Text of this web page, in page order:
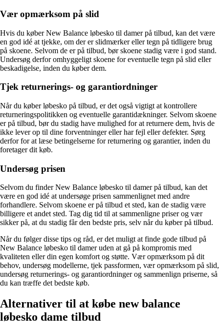
Vær opmærksom på slid
Hvis du køber New Balance løbesko til damer på tilbud, kan det være
en god idé at tjekke, om der er slidmærker eller tegn på tidligere brug
på skoene. Selvom de er på tilbud, bør skoene stadig være i god stand.
Undersøg derfor omhyggeligt skoene for eventuelle tegn på slid eller
beskadigelse, inden du køber dem.
Tjek returnerings- og garantiordninger
Når du køber løbesko på tilbud, er det også vigtigt at kontrollere
returneringspolitikken og eventuelle garantidækninger. Selvom skoene
er på tilbud, bør du stadig have mulighed for at returnere dem, hvis de
ikke lever op til dine forventninger eller har fejl eller defekter. Sørg
derfor for at læse betingelserne for returnering og garantier, inden du
foretager dit køb.
Undersøg prisen
Selvom du finder New Balance løbesko til damer på tilbud, kan det
være en god idé at undersøge prisen sammenlignet med andre
forhandlere. Selvom skoene er på tilbud et sted, kan de stadig være
billigere et andet sted. Tag dig tid til at sammenligne priser og vær
sikker på, at du stadig får den bedste pris, selv når du køber på tilbud.
Når du følger disse tips og råd, er det muligt at finde gode tilbud på
New Balance løbesko til damer uden at gå på kompromis med
kvaliteten eller din egen komfort og støtte. Vær opmærksom på dit
behov, undersøg modellerne, tjek passformen, vær opmærksom på slid,
undersøg returnerings- og garantiordninger og sammenlign priserne, så
du kan træffe det bedste køb.
Alternativer til at købe new balance
løbesko dame tilbud